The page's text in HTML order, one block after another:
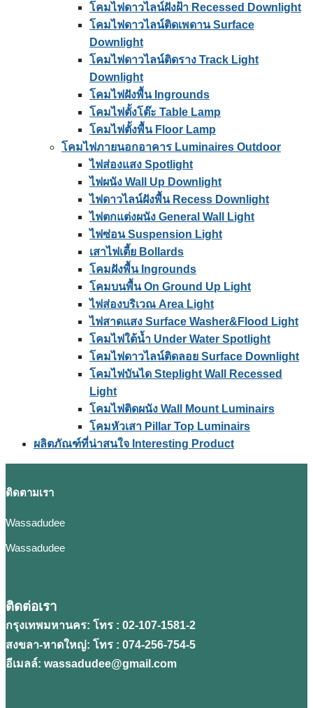
โคมไฟดาวไลน์ฝังฝ้า Recessed Downlight
โคมไฟดาวไลน์ติดเพดาน Surface
Downlight
โคมไฟดาวไลน์ติดราง Track Light
Downlight
โคมไฟฝังพื้น Ingrounds
โคมไฟตั้งโต๊ะ Table Lamp
โคมไฟตั้งพื้น Floor Lamp
โคมไฟภายนอกอาคาร Luminaires Outdoor
ไฟส่องแสง Spotlight
ไฟผนัง Wall Up Downlight
ไฟดาวไลน์ฝังพื้น Recess Downlight
ไฟตกแต่งผนัง General Wall Light
ไฟซ่อน Suspension Light
เสาไฟเตี้ย Bollards
โคมฝังพื้น Ingrounds
โคมบนพื้น On Ground Up Light
ไฟส่องบริเวณ Area Light
ไฟสาดแสง Surface Washer&Flood Light
โคมไฟใต้น้ำ Under Water Spotlight
โคมไฟดาวไลน์ติดลอย Surface Downlight
โคมไฟบันได Steplight Wall Recessed
Light
โคมไฟติดผนัง Wall Mount Luminairs
โคมหัวเสา Pillar Top Luminairs
ผลิตภัณฑ์ที่น่าสนใจ Interesting Product
ติดต่อเรา
กรุงเทพมหานคร: โทร : 02-107-1581-2
สงขลา-หาดใหญ่: โทร : 074-256-754-5
อีเมลล์: wassadudee@gmail.com
ติดตามเรา
Wassadudee
Wassadudee